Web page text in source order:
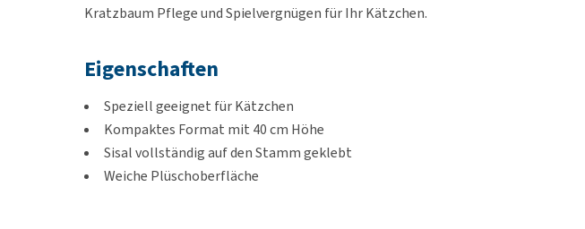
Kratzbaum Pflege und Spielvergnügen für Ihr Kätzchen.
Eigenschaften
Speziell geeignet für Kätzchen
Kompaktes Format mit 40 cm Höhe
Sisal vollständig auf den Stamm geklebt
Weiche Plüschoberfläche